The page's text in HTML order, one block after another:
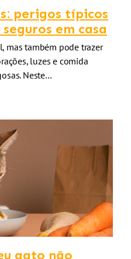
perigos típicos
em casa
mas também pode trazer
luzes e comida
Neste…
gato não